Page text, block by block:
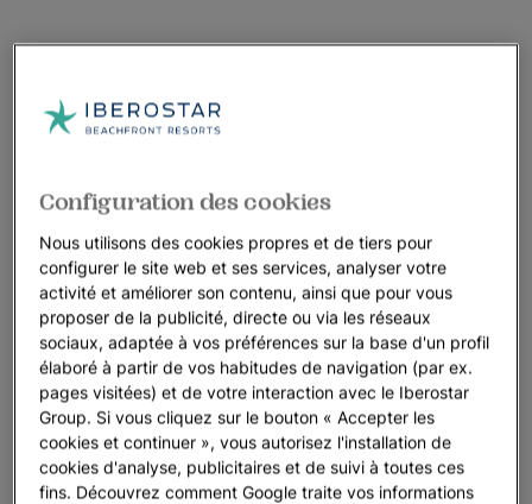
Configuration des cookies
Nous utilisons des cookies propres et de tiers pour
configurer le site web et ses services, analyser votre
activité et améliorer son contenu, ainsi que pour vous
proposer de la publicité, directe ou via les réseaux
sociaux, adaptée à vos préférences sur la base d'un profil
élaboré à partir de vos habitudes de navigation (par ex.
pages visitées) et de votre interaction avec le Iberostar
Group. Si vous cliquez sur le bouton « Accepter les
cookies et continuer », vous autorisez l'installation de
cookies d'analyse, publicitaires et de suivi à toutes ces
fins. Découvrez comment Google traite vos informations